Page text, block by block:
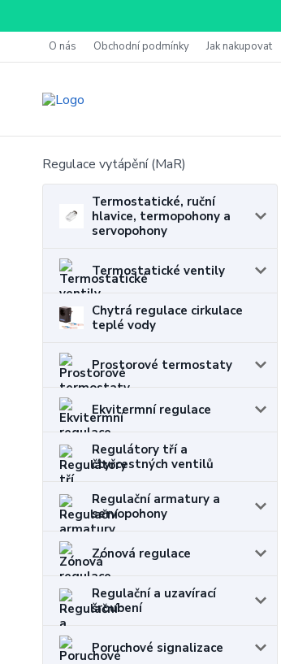
O nás Obchodní podmínky Jak nakupovat
Regulace vytápění (MaR)
Termostatické, ruční
hlavice, termopohony a
servopohony
Termostatické ventily
Chytrá regulace cirkulace
teplé vody
Prostorové termostaty
Ekvitermní regulace
Regulátory tří a
čtyřcestných ventilů
Regulační armatury a
servopohony
Zónová regulace
Regulační a uzavírací
šroubení
Poruchové signalizace